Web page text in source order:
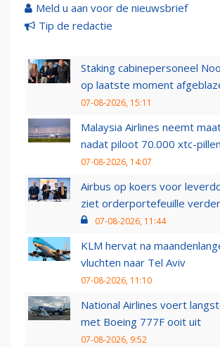
Meld u aan voor de nieuwsbrief
Tip de redactie
Staking cabinepersoneel
op laatste moment
07-08-2026, 15:11
Malaysia Airlines neemt
nadat piloot 70.000 xtc-
07-08-2026, 14:07
Airbus op koers voor
ziet orderportefeuille
07-08-2026, 11:44
KLM hervat na
vluchten naar Tel Aviv
07-08-2026, 11:10
National Airlines voert
met Boeing 777F ooit uit
07-08-2026, 9:52